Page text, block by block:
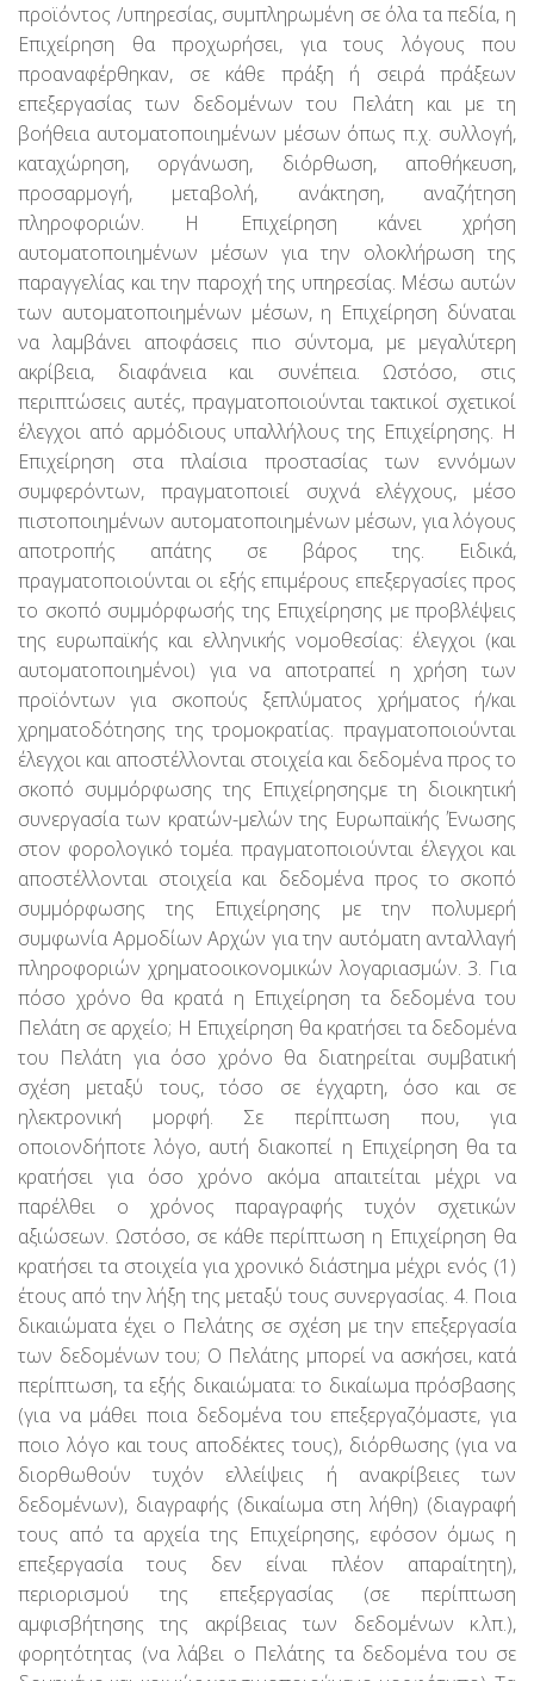
προϊόντος /υπηρεσίας, συμπληρωμένη σε όλα τα πεδία, η
Επιχείρηση θα προχωρήσει, για τους λόγους που
προαναφέρθηκαν, σε κάθε πράξη ή σειρά πράξεων
επεξεργασίας των δεδομένων του Πελάτη και με τη
βοήθεια αυτοματοποιημένων μέσων όπως π.χ. συλλογή,
καταχώρηση, οργάνωση, διόρθωση, αποθήκευση,
προσαρμογή, μεταβολή, ανάκτηση, αναζήτηση
πληροφοριών. Η Επιχείρηση κάνει χρήση
αυτοματοποιημένων μέσων για την ολοκλήρωση της
παραγγελίας και την παροχή της υπηρεσίας. Μέσω αυτών
των αυτοματοποιημένων μέσων, η Επιχείρηση δύναται
να λαμβάνει αποφάσεις πιο σύντομα, με μεγαλύτερη
ακρίβεια, διαφάνεια και συνέπεια. Ωστόσο, στις
περιπτώσεις αυτές, πραγματοποιούνται τακτικοί σχετικοί
έλεγχοι από αρμόδιους υπαλλήλους της Επιχείρησης. Η
Επιχείρηση στα πλαίσια προστασίας των εννόμων
συμφερόντων, πραγματοποιεί συχνά ελέγχους, μέσο
πιστοποιημένων αυτοματοποιημένων μέσων, για λόγους
αποτροπής απάτης σε βάρος της. Ειδικά,
πραγματοποιούνται οι εξής επιμέρους επεξεργασίες προς
το σκοπό συμμόρφωσής της Επιχείρησης με προβλέψεις
της ευρωπαϊκής και ελληνικής νομοθεσίας: έλεγχοι (και
αυτοματοποιημένοι) για να αποτραπεί η χρήση των
προϊόντων για σκοπούς ξεπλύματος χρήματος ή/και
χρηματοδότησης της τρομοκρατίας. πραγματοποιούνται
έλεγχοι και αποστέλλονται στοιχεία και δεδομένα προς το
σκοπό συμμόρφωσης της Επιχείρησηςμε τη διοικητική
συνεργασία των κρατών-μελών της Ευρωπαϊκής Ένωσης
στον φορολογικό τομέα. πραγματοποιούνται έλεγχοι και
αποστέλλονται στοιχεία και δεδομένα προς το σκοπό
συμμόρφωσης της Επιχείρησης με την πολυμερή
συμφωνία Αρμοδίων Αρχών για την αυτόματη ανταλλαγή
πληροφοριών χρηματοοικονομικών λογαριασμών. 3. Για
πόσο χρόνο θα κρατά η Επιχείρηση τα δεδομένα του
Πελάτη σε αρχείο; Η Επιχείρηση θα κρατήσει τα δεδομένα
του Πελάτη για όσο χρόνο θα διατηρείται συμβατική
σχέση μεταξύ τους, τόσο σε έγχαρτη, όσο και σε
ηλεκτρονική μορφή. Σε περίπτωση που, για
οποιονδήποτε λόγο, αυτή διακοπεί η Επιχείρηση θα τα
κρατήσει για όσο χρόνο ακόμα απαιτείται μέχρι να
παρέλθει ο χρόνος παραγραφής τυχόν σχετικών
αξιώσεων. Ωστόσο, σε κάθε περίπτωση η Επιχείρηση θα
κρατήσει τα στοιχεία για χρονικό διάστημα μέχρι ενός (1)
έτους από την λήξη της μεταξύ τους συνεργασίας. 4. Ποια
δικαιώματα έχει ο Πελάτης σε σχέση με την επεξεργασία
των δεδομένων του; Ο Πελάτης μπορεί να ασκήσει, κατά
περίπτωση, τα εξής δικαιώματα: το δικαίωμα πρόσβασης
(για να μάθει ποια δεδομένα του επεξεργαζόμαστε, για
ποιο λόγο και τους αποδέκτες τους), διόρθωσης (για να
διορθωθούν τυχόν ελλείψεις ή ανακρίβειες των
δεδομένων), διαγραφής (δικαίωμα στη λήθη) (διαγραφή
τους από τα αρχεία της Επιχείρησης, εφόσον όμως η
επεξεργασία τους δεν είναι πλέον απαραίτητη),
περιορισμού της επεξεργασίας (σε περίπτωση
αμφισβήτησης της ακρίβειας των δεδομένων κ.λπ.),
φορητότητας (να λάβει ο Πελάτης τα δεδομένα του σε